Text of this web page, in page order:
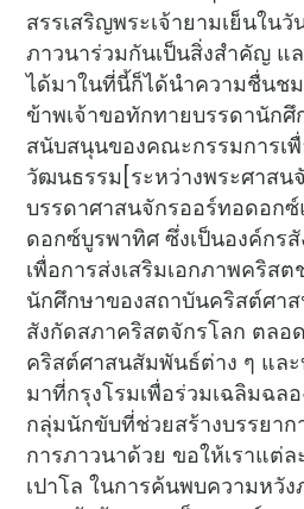
สรรเสริญพระเจ้ายามเย็นใน
ภาวนาร่วมกันเป็นสิ่งสำคัญ แ
ได้มาในที่นี้ก็ได้นำความชื่นช
ข้าพเจ้าขอทักทายบรรดานักศึ
สนับสนุนของคณะกรรมการเ
วัฒนธรรม[ระหว่างพระศาส
บรรดาศาสนจักรออร์ทอดอก
ดอกซ์บูรพาทิศ ซึ่งเป็นองค์กร
เพื่อการส่งเสริมเอกภาพคริส
นักศึกษาของสถาบันคริสต์ศา
สังกัดสภาคริสตจักรโลก ตล
คริสต์ศาสนสัมพันธ์ต่าง ๆ แล
มาที่กรุงโรมเพื่อร่วมเฉลิมฉล
กลุ่มนักขับที่ช่วยสร้างบรรยา
การภาวนาด้วย ขอให้เราแต่
เปาโล ในการค้นพบความหวั